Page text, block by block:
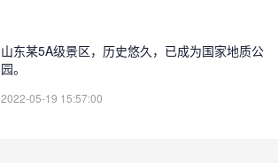
山东某5A级景区，历史悠久，已成为国家地质公
园。
2022-05-19 15:57:00